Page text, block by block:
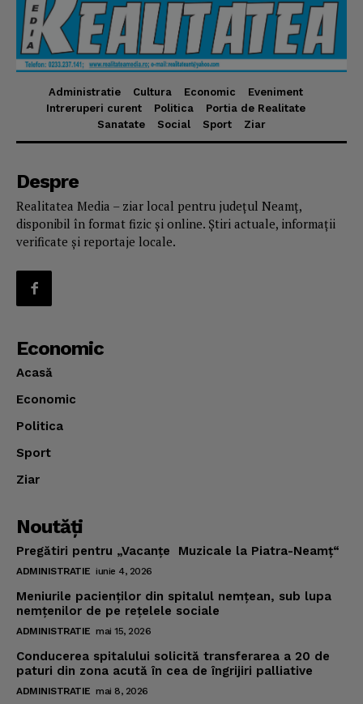
Administratie Cultura Economic
Eveniment
Intreruperi curent
Politica
Portia de Realitate
Sanatate
Social Sport Ziar
Despre
Realitatea Media – ziar local pentru județul Neamț,
disponibil în format fizic și online. Știri actuale, informații
verificate și reportaje locale.
Economic
Acasă
Economic
Politica
Sport
Ziar
Noutăţi
Pregătiri pentru „Vacanţe Muzicale la Piatra-Neamţ“
ADMINISTRATIE iunie 4, 2026
Meniurile pacienţilor din spitalul nemţean, sub lupa
nemţenilor de pe reţelele sociale
ADMINISTRATIE mai 15, 2026
Conducerea spitalului solicită transferarea a 20 de
paturi din zona acută în cea de îngrijiri palliative
ADMINISTRATIE mai 8, 2026